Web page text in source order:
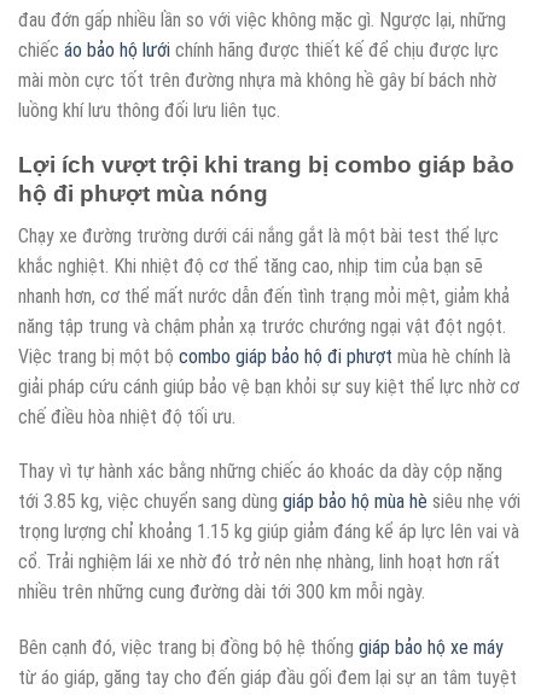
đau đớn gấp nhiều lần so với việc không mặc gì. Ngược lại, những
chiếc áo bảo hộ lưới chính hãng được thiết kế để chịu được lực
mài mòn cực tốt trên đường nhựa mà không hề gây bí bách nhờ
luồng khí lưu thông đối lưu liên tục.
Lợi ích vượt trội khi trang bị combo giáp bảo
hộ đi phượt mùa nóng
Chạy xe đường trường dưới cái nắng gắt là một bài test thể lực
khắc nghiệt. Khi nhiệt độ cơ thể tăng cao, nhịp tim của bạn sẽ
nhanh hơn, cơ thể mất nước dẫn đến tình trạng mỏi mệt, giảm khả
năng tập trung và chậm phản xạ trước chướng ngại vật đột ngột.
Việc trang bị một bộ combo giáp bảo hộ đi phượt mùa hè chính là
giải pháp cứu cánh giúp bảo vệ bạn khỏi sự suy kiệt thể lực nhờ cơ
chế điều hòa nhiệt độ tối ưu.
Thay vì tự hành xác bằng những chiếc áo khoác da dày cộp nặng
tới 3.85 kg, việc chuyển sang dùng giáp bảo hộ mùa hè siêu nhẹ với
trọng lượng chỉ khoảng 1.15 kg giúp giảm đáng kể áp lực lên vai và
cổ. Trải nghiệm lái xe nhờ đó trở nên nhẹ nhàng, linh hoạt hơn rất
nhiều trên những cung đường dài tới 300 km mỗi ngày.
Bên cạnh đó, việc trang bị đồng bộ hệ thống giáp bảo hộ xe máy
từ áo giáp, găng tay cho đến giáp đầu gối đem lại sự an tâm tuyệt